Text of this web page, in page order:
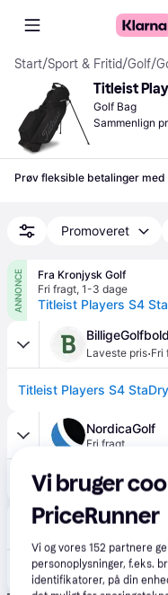
Start/Sport & Fritid/Golf/
Titleist
Golf Bag
Sammenlign
Prøv fleksible betalinger med
Promoveret
ANNONCE
Fra Kronjysk Golf
Fri fragt, 1-3 dage
Titleist Players S4
Laveste pris·Fri
Titleist Players S4
NordicaGolf
Fri fragt
Kronjysk Golf
Titleist Players S4
Vi bruger
PriceRunner
Vi og vores152 partnere
personoplysninger, f.eks.
identifikatorer, på din